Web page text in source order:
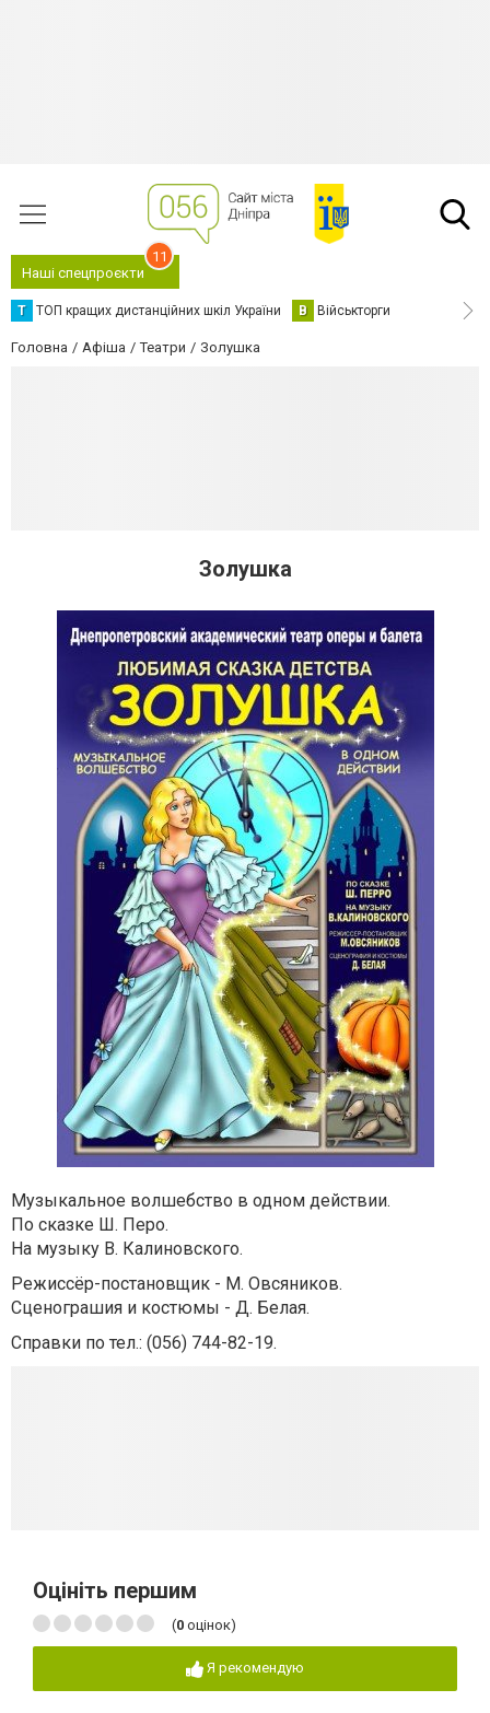
Наші спецпроєкти
11
Т ТОП кращих дистанційних шкіл України В Військторги
Головна Афіша Театри Золушка
Золушка
Музыкальное волшебство в одном действии.
По сказке Ш. Перо.
На музыку В. Калиновского.
Режиссёр-постановщик - М. Овсяников.
Сценограшия и костюмы - Д. Белая.
Справки по тел.: (056) 744-82-19.
Оцініть першим
(0 оцінок)
Я рекомендую